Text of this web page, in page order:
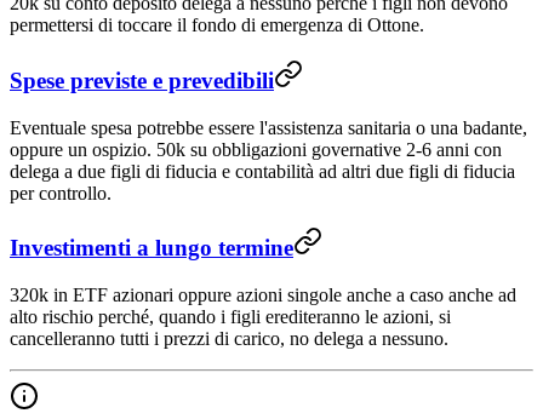
permettersi di toccare il fondo di emergenza di Ottone.
Spese previste e prevedibili
Eventuale spesa potrebbe essere l'assistenza sanitaria o una badante,
oppure un ospizio. 50k su obbligazioni governative 2-6 anni con
delega a due figli di fiducia e contabilità ad altri due figli di fiducia
per controllo.
Investimenti a lungo termine
320k in ETF azionari oppure azioni singole anche a caso anche ad
alto rischio perché, quando i figli erediteranno le azioni, si
cancelleranno tutti i prezzi di carico, no delega a nessuno.